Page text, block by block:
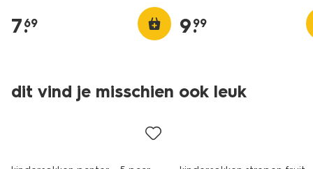
7.
69 9.
99
dit vind je misschien ook leuk
sale
sale